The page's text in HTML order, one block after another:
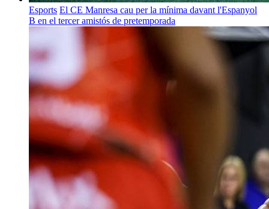
Esports El CE Manresa cau per la mínima davant l'Espanyol
B en el tercer amistós de pretemporada